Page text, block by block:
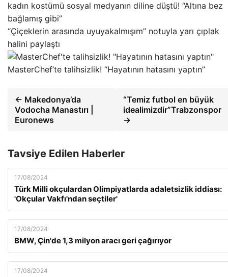
kadın kostümü sosyal medyanın diline düştü! “Altına bez
bağlamış gibi”
“Çiçeklerin arasında uyuyakalmışım” notuyla yarı çıplak
halini paylaştı
MasterChef’te talihsizlik! “Hayatının hatasını yaptın”
← Makedonya’da
Vodocha Manastırı |
Euronews
“Temiz futbol en büyük
idealimizdir”Trabzonspor
→
Tavsiye Edilen Haberler
17/08/2024
Türk Milli okçulardan Olimpiyatlarda adaletsizlik iddiası:
'Okçular Vakfı'ndan seçtiler'
17/08/2024
BMW, Çin'de 1,3 milyon aracı geri çağırıyor
17/08/2024